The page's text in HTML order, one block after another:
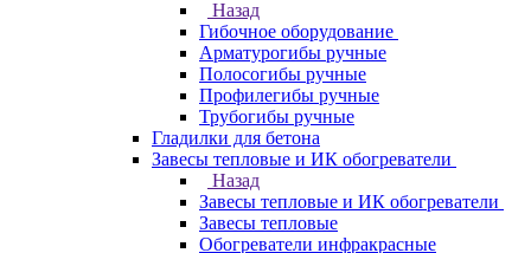
Назад
Гибочное оборудование
Арматурогибы ручные
Полосогибы ручные
Профилегибы ручные
Трубогибы ручные
Гладилки для бетона
Завесы тепловые и ИК обогреватели
Назад
Завесы тепловые и ИК обогреватели
Завесы тепловые
Обогреватели инфракрасные